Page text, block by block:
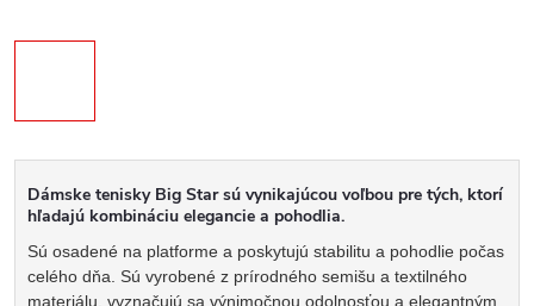
Dámske tenisky Big Star sú vynikajúcou voľbou pre tých, ktorí
hľadajú kombináciu elegancie a pohodlia.
Sú osadené na platforme a poskytujú stabilitu a pohodlie počas
celého dňa. Sú vyrobené z prírodného semišu a textilného
materiálu, vyznačujú sa výnimočnou odolnosťou a elegantným